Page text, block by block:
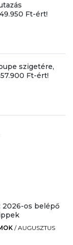
Ft-ért!
szigetére,
Ft-ért!
2026-os belépő
/AUGUSZTUS